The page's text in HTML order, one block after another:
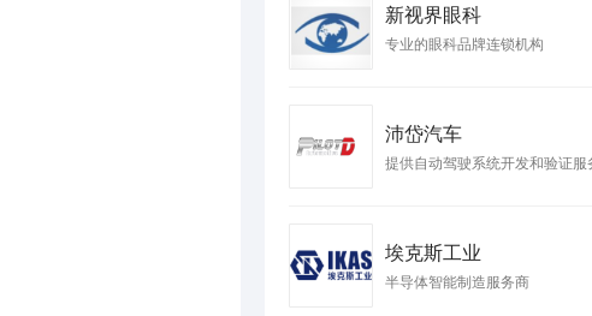
新视界眼科
专业的眼科品牌连锁机构
沛岱汽车
提供自动驾驶系统开发和验证服
埃克斯工业
半导体智能制造服务商